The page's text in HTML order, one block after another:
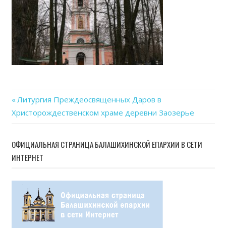
Навигация
записям
Previous
Post:
Литургия Преждеосвященных Даров в
Христорождественском храме деревни Заозерье
ОФИЦИАЛЬНАЯ СТРАНИЦА БАЛАШИХИНСКОЙ ЕПАРХИИ В СЕТИ
ИНТЕРНЕТ